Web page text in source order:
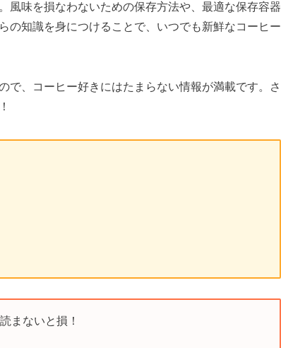
風味を損なわないための保存方法や、最適な保存容器
の知識を身につけることで、いつでも新鮮なコーヒー
で、コーヒー好きにはたまらない情報が満載です。さ
まないと損！